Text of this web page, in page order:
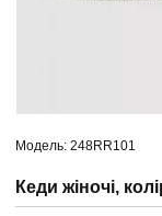
Модель: 248RR101
Кеди жіночі,